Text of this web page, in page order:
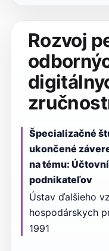
Rozvoj
Špecializačné
ukončené
na tému:
podnikateľov
Ústav ďalšieho
hospodárskych
1991